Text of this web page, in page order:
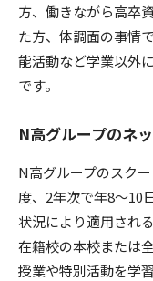
方、働きながら高卒
た方、体調面の事情
能活動など学業以外
です。
N高グループのネ
N高グループのスク
度、2年次で年8〜10
状況により適用され
在籍校の本校または
授業や特別活動を学